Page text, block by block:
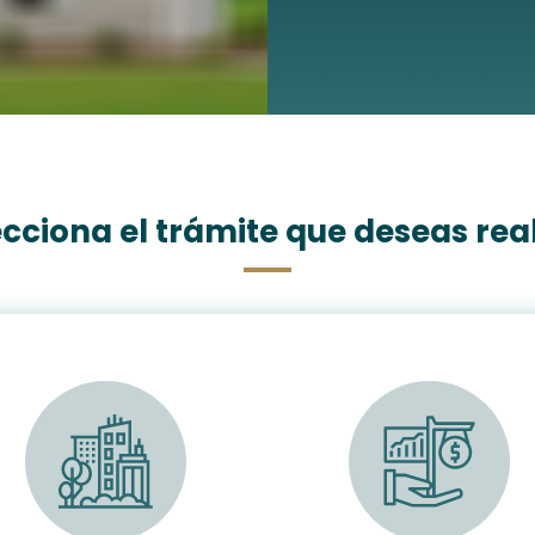
el trámite que deseas